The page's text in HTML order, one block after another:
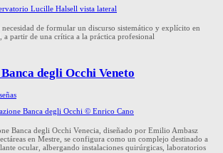
de formular un discurso sistemático y explícito en
a partir de una crítica a la práctica profesional
degli Occhi Veneto
Banca degli Occhi Venecia, diseñado por Emilio Ambasz
en Mestre, se configura como un complejo destinado a
ocular, albergando instalaciones quirúrgicas, laboratorios